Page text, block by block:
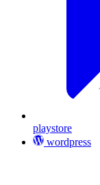
playstore
wordpress